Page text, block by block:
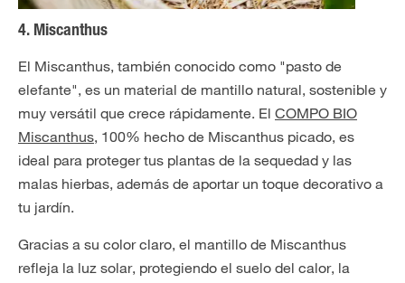
4. Miscanthus
El Miscanthus, también conocido como "pasto de
elefante", es un material de mantillo natural, sostenible y
muy versátil que crece rápidamente. El COMPO BIO
Miscanthus, 100% hecho de Miscanthus picado, es
ideal para proteger tus plantas de la sequedad y las
malas hierbas, además de aportar un toque decorativo a
tu jardín.
Gracias a su color claro, el mantillo de Miscanthus
refleja la luz solar, protegiendo el suelo del calor, la